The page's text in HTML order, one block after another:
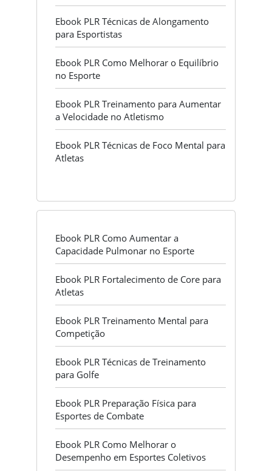
Ebook PLR Técnicas de Alongamento
para Esportistas
Ebook PLR Como Melhorar o Equilíbrio
no Esporte
Ebook PLR Treinamento para Aumentar
a Velocidade no Atletismo
Ebook PLR Técnicas de Foco Mental para
Atletas
Ebook PLR Como Aumentar a
Capacidade Pulmonar no Esporte
Ebook PLR Fortalecimento de Core para
Atletas
Ebook PLR Treinamento Mental para
Competição
Ebook PLR Técnicas de Treinamento
para Golfe
Ebook PLR Preparação Física para
Esportes de Combate
Ebook PLR Como Melhorar o
Desempenho em Esportes Coletivos